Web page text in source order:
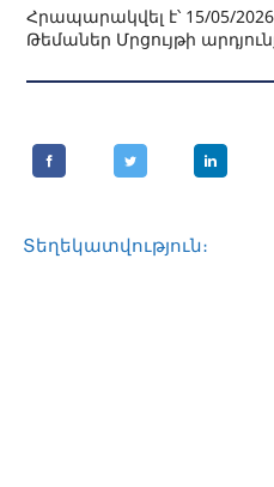
Նորություններ
Հրապարակվել է՝ 15/05/2026
Թեմաներ Մրցույթի
Տեղեկատվություն։